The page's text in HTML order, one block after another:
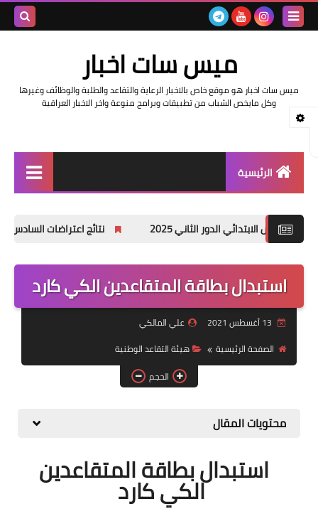
ميس سات اخبار
ميس سات اخبار هو موقع خاص بالاخبار الرعاية والتقاعد والطلبة والوظائف وغيرها
وكل مايخص الشباب من تطبيقات وبرامج منوعة واخر الاخبار العراقية
الرئيسية
اخبار وزارة التربية والتعليم
اخبار العراق والعالم
اخبار وزارة العمل وهيئة
التقاعد
قسم التطبيقات
قطع الاراضي
الدور الثاني 2025 نتائج اعتراضات السادس الاعدادي 2025 الدور الأول جميع المحافظات
استبدال بطاقة المتقاعدين الكي كارد
علي المالكي
الصفحة الرئيسية
هيئة التقاعد الوطنية
الحجم
محتويات المقال
استبدال بطاقة المتقاعدين
الكي كارد